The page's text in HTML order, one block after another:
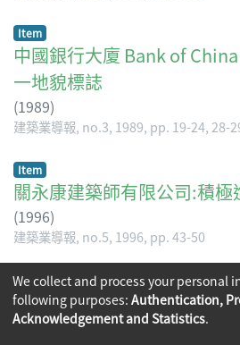
Item
中國銀行大廈 Bank of
一地貌標誌
(1989)
建築業導報, no.3, 1989, pp. 19-24, 28-
Item
關永康建築師有限公司:積極
(1996)
建築業導報, no.5, 1996, pp. 43-50
« 1 (current)
2 3 4 5
We collect and process your personal
following purposes: Authentication,
Acknowledgement and Statistics.